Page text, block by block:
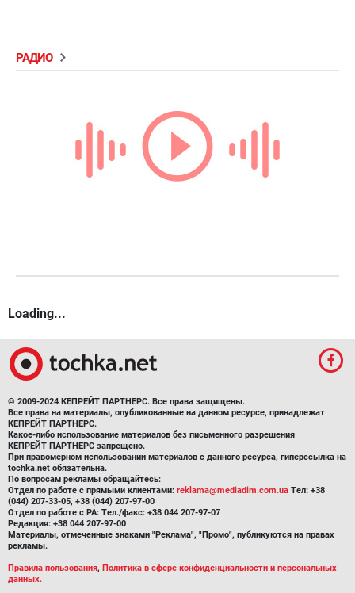
РАДИО
Loading...
© 2009-2024 КЕПРЕЙТ ПАРТНЕРС. Все права защищены.
Все права на материалы, опубликованные на данном ресурсе, принадлежат
КЕПРЕЙТ ПАРТНЕРС.
Какое-либо использование материалов без письменного разрешения
КЕПРЕЙТ ПАРТНЕРС запрещено.
При правомерном использовании материалов с данного ресурса, гиперссылка на
tochka.net обязательна.
По вопросам рекламы обращайтесь:
Отдел по работе с прямыми клиентами: reklama@mediadim.com.ua Тел: +38
(044) 207-33-05, +38 (044) 207-97-00
Отдел по работе с РА: Тел./факс: +38 044 207-97-07
Редакция: +38 044 207-97-00
Материалы, отмеченные знаками "Реклама", "Промо", публикуются на правах
рекламы.
Правила пользования, Политика в сфере конфиденциальности и персональных
данных.